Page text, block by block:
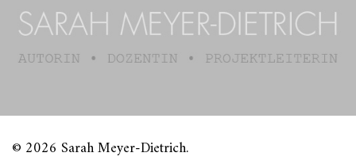
© 2026 Sarah Meyer-Dietrich